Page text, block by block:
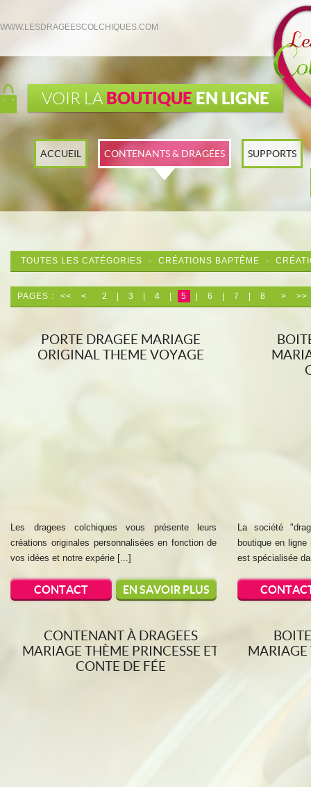
WWW.LESDRAGEESCOLCHIQUES.COM
VOIR LA BOUTIQUE EN LIGNE
ACCUEIL CONTENANTS & DRAGÉES SUPPORTS
TOUTES LES CATÉGORIES - CRÉATIONS BAPTÊME -
PAGES : << < 2 3 4 5 6 7 8 > >>
PORTE DRAGEE MARIAGE
ORIGINAL THEME VOYAGE
Les dragees colchiques vous présente leurs
créations originales personnalisées en fonction de
vos idées et notre expérie [...]
CONTACT EN SAVOIR PLUS
La société
boutique en
est spécialisée
CONTENANT À DRAGEES
MARIAGE THÈME PRINCESSE ET
CONTE DE FÉE